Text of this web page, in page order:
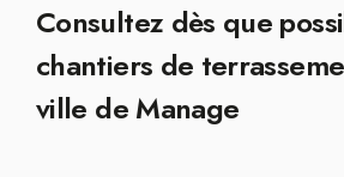
Consultez dès que
chantiers de
ville de Manage